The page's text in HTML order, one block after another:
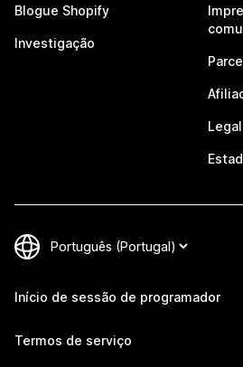
Blogue Shopify
Investigação
Legal
Início de sessão de programador
Termos de serviço